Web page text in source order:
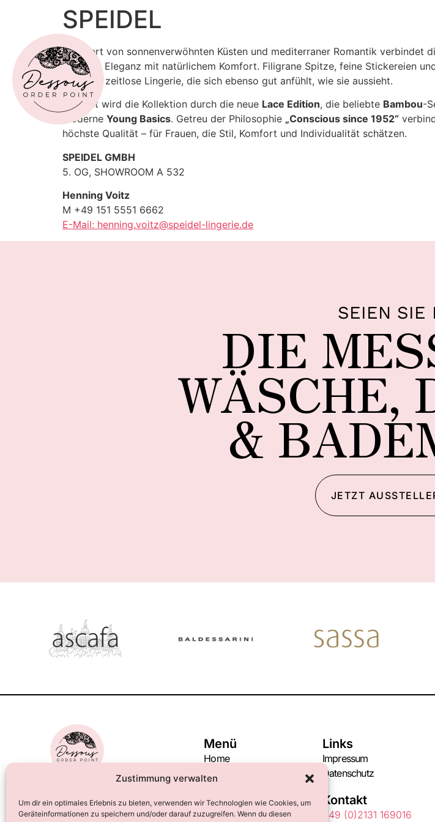
Zustimmung verwalten
Um dir ein optimales Erlebnis zu bieten, verwenden wir Technologien wie Cookies, um
Geräteinformationen zu speichern und/oder darauf zuzugreifen. Wenn du diesen
SPEIDEL
Inspiriert von sonnenverwöhnten Küsten und mediterraner Romantik verbindet
feminine Eleganz mit natürlichem Komfort. Filigrane Spitze, feine Stickereien
schaffen zeitlose Lingerie, die sich ebenso gut anfühlt, wie sie aussieht.
Ergänzt wird die Kollektion durch die neue Lace Edition, die beliebte Bambou-
moderne Young Basics. Getreu der Philosophie „Conscious since 1952“
höchste Qualität – für Frauen, die Stil, Komfort und Individualität schätzen.
SPEIDEL GMBH
5. OG, SHOWROOM A 532
Henning Voitz
M +49 151 5551 6662
E-Mail: henning.voitz@speidel-lingerie.de
SEIEN SIE
DIE
WÄSCHE,
&
JETZT
Menü
Home
Showrooms
Aussteller
Besucher
Links
Impressum
Datenschutz
Kontakt
+49 (0)2131 169016